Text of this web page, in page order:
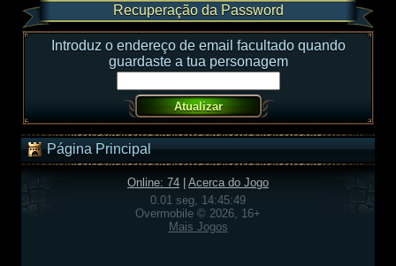
Recuperação da Password
Introduz o endereço de email facultado quando
guardaste a tua personagem
Página Principal
Online: 74
Acerca do Jogo
0.01 seg, 14:45:49
Overmobile © 2026, 16+
Mais Jogos